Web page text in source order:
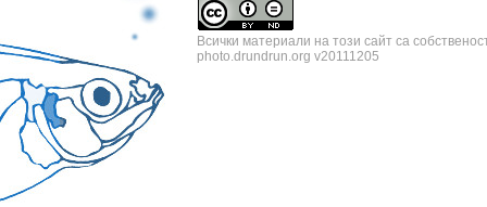
Всички материали на този сайт са
photo.drundrun.org v20111205